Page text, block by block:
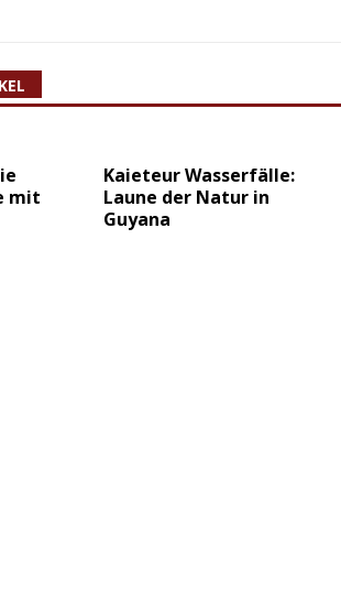
mit
Kaieteur Wasserfälle:
Laune der Natur in
Guyana